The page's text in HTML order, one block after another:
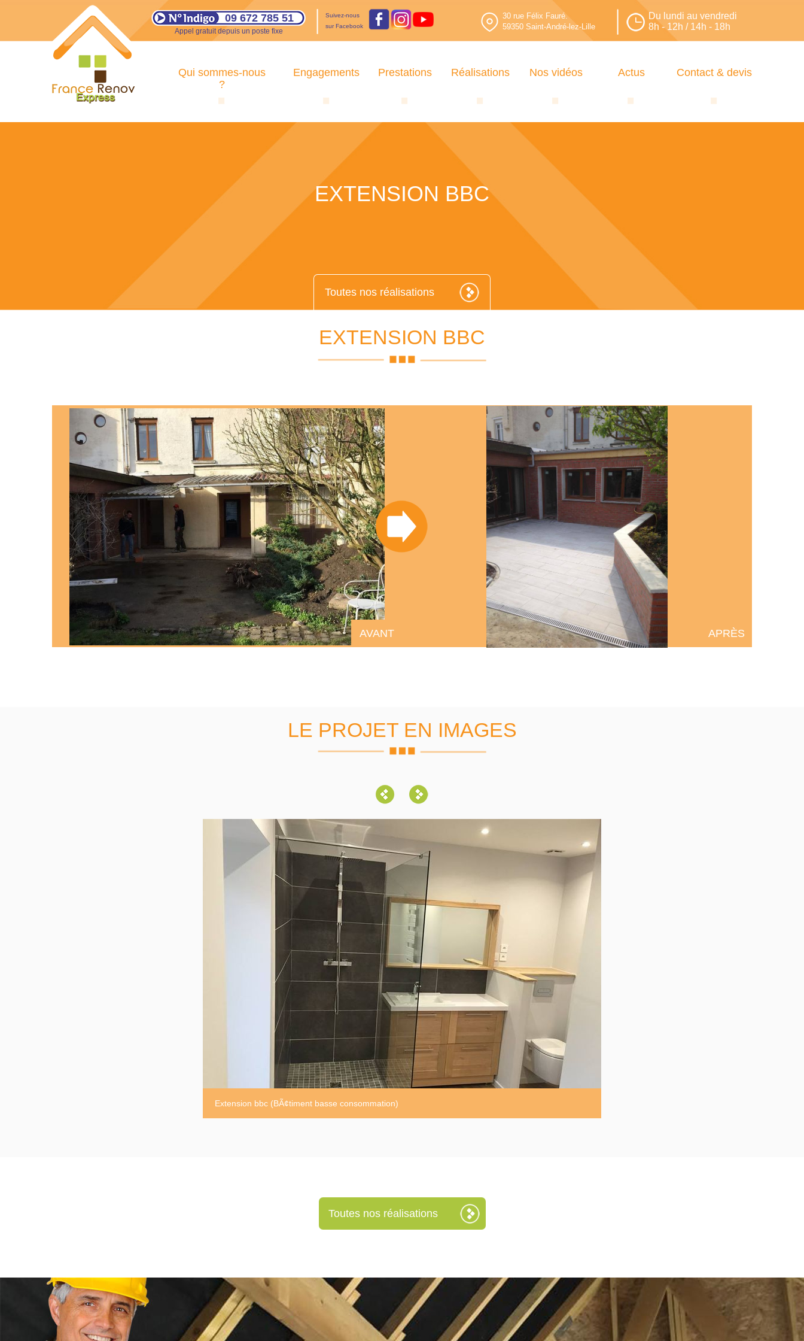
09 672 785 51
Appel gratuit depuis un poste fixe
Suivez-nous
sur Facebook
30 rue Félix Fauré.
59350 Saint-André-lez-Lille
Du lundi au vendredi
8h - 12h / 14h - 18h
Qui sommes-nous
?
Engagements Prestations Réalisations Nos vidéos Actus Contact & devis
EXTENSION BBC
Toutes nos réalisations
EXTENSION BBC
AVANT APRÈS
LE PROJET EN IMAGES
Extension bbc (BÃ¢timent basse consommation)
Toutes nos réalisations